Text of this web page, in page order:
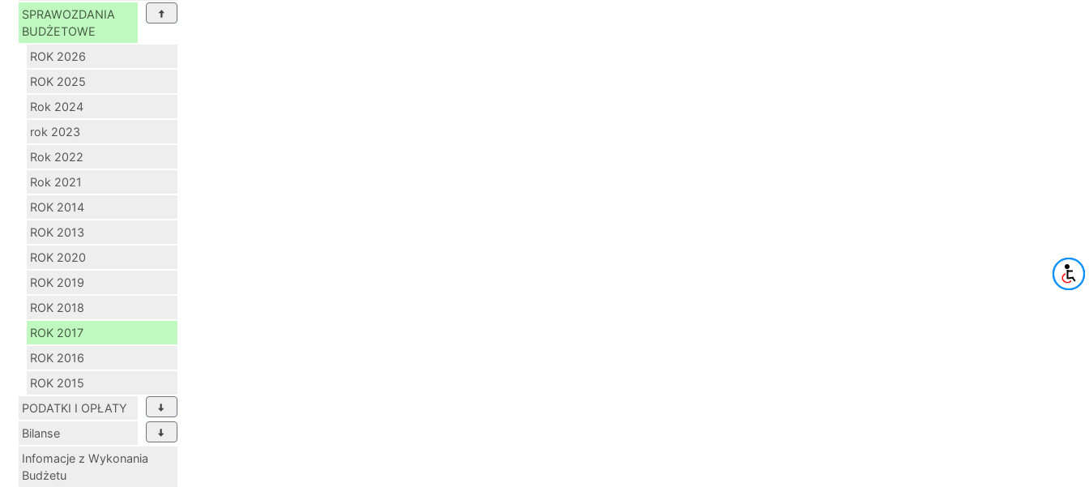
SPRAWOZDANIA
BUDŻETOWE
ROK 2026
ROK 2025
Rok 2024
rok 2023
Rok 2022
Rok 2021
ROK 2014
ROK 2013
ROK 2020
ROK 2019
ROK 2018
ROK 2017
ROK 2016
ROK 2015
PODATKI I OPŁATY
Bilanse
Infomacje z Wykonania
Budżetu